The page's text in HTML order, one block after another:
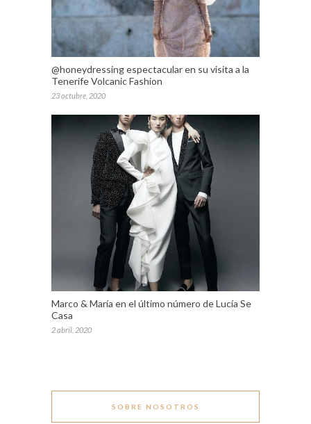
@honeydressing espectacular en su visita a la
Tenerife Volcanic Fashion
23 octubre, 2020
Marco & María en el último número de Lucía Se
Casa
2 abril, 2020
SOBRE NOSOTROS